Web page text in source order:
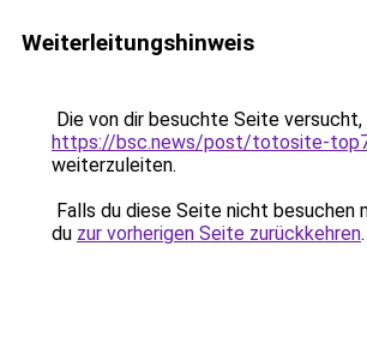
Weiterleitungshinweis
Die von dir besuchte Seite versucht,
https://bsc.news/post/totosite-
weiterzuleiten.
Falls du diese Seite nicht besuchen
du zur vorherigen Seite zurückkehren.